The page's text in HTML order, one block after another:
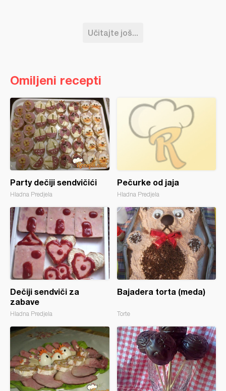
Učitajte još...
Omiljeni recepti
Party dečiji sendvičići
Hladna Predjela
Pečurke od jaja
Hladna Predjela
Dečiji sendviči za
zabave
Hladna Predjela
Bajadera torta (meda)
Torte